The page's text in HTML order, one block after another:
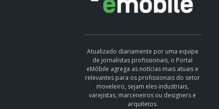
Atualizado diariamente por uma equipe
de jornalistas profissionais, o Portal
eMóbile agrega as notícias mais atuais e
relevantes para os profissionais do setor
moveleiro, sejam eles industriais,
varejistas, marceneiros ou designers e
arquitetos.